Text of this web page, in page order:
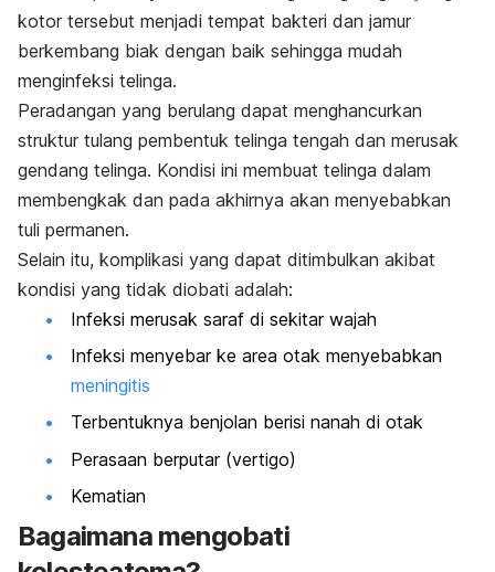
kotor tersebut menjadi tempat bakteri dan jamur
berkembang biak dengan baik sehingga mudah
menginfeksi telinga.
Peradangan yang berulang dapat menghancurkan
struktur tulang pembentuk telinga tengah dan merusak
gendang telinga. Kondisi ini membuat telinga dalam
membengkak dan pada akhirnya akan menyebabkan
tuli permanen.
Selain itu, komplikasi yang dapat ditimbulkan akibat
kondisi yang tidak diobati adalah:
Infeksi merusak saraf di sekitar wajah
Infeksi menyebar ke area otak menyebabkan
meningitis
Terbentuknya benjolan berisi nanah di otak
Perasaan berputar (vertigo)
Kematian
Bagaimana mengobati